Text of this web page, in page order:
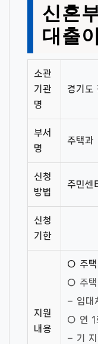
신혼
대출
소관
기관
명
경기도
부서
명
주택과
신청
방법
주민센
신청
기한
지원
내용
○ 주택
○ 주택
– 임대
○ 연 1
– 기